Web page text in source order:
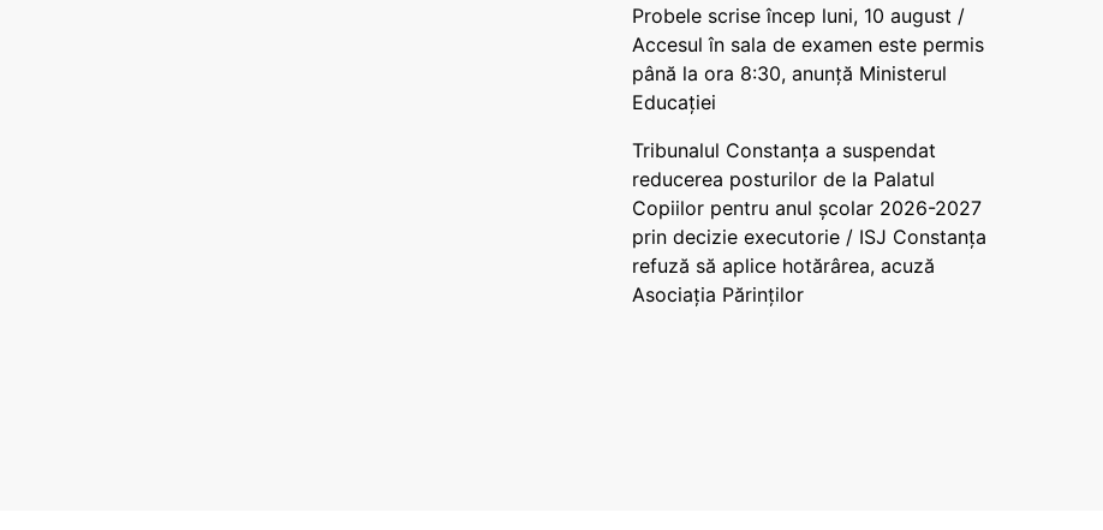
Probele scrise încep luni, 10 august /
Accesul în sala de examen este permis
până la ora 8:30, anunță Ministerul
Educației
Tribunalul Constanța a suspendat
reducerea posturilor de la Palatul
Copiilor pentru anul școlar 2026-2027
prin decizie executorie / ISJ Constanța
refuză să aplice hotărârea, acuză
Asociația Părinților